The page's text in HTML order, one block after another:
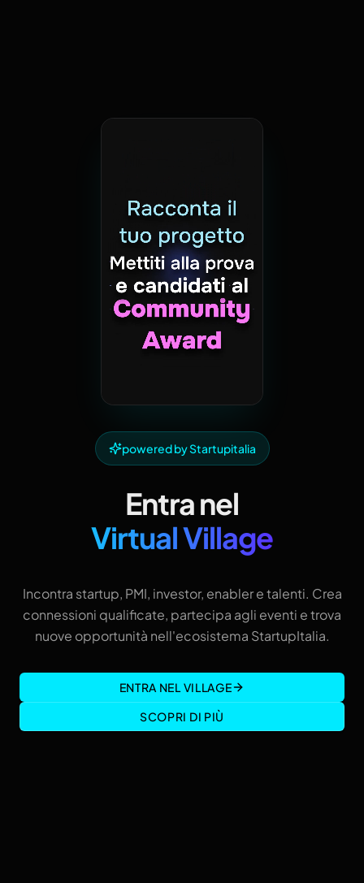
powered by Startupitalia
Entra nel
Virtual Village
Incontra startup, PMI, investor, enabler e talenti. Crea
connessioni qualificate, partecipa agli eventi e trova
nuove opportunità nell'ecosistema StartupItalia.
ENTRA NEL VILLAGE
SCOPRI DI PIÙ